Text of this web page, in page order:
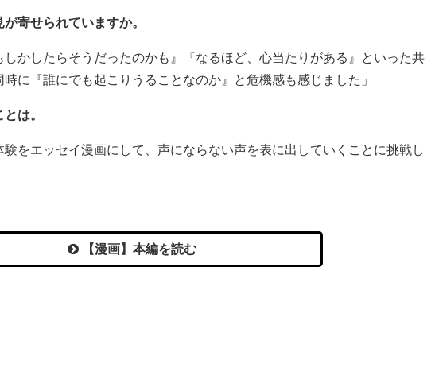
寄せられていますか。
かしたらそうだったのかも』『なるほど、心当たりがある』といった共
に『誰にでも起こりうることなのか』と危機感も感じました」
は。
をエッセイ漫画にして、声にならない声を表に出していくことに挑戦し
【漫画】本編を読む